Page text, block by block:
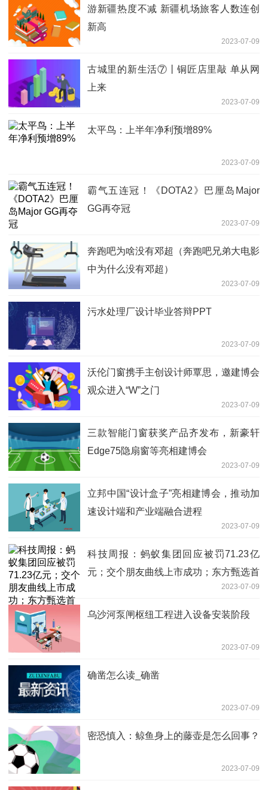
游新疆热度不减 新疆机场旅客人数连创
新高
2023-07-09
古城里的新生活⑦丨铜匠店里敲 单从网
上来
2023-07-09
太平鸟：上半年净利预增89%
2023-07-09
霸气五连冠！《DOTA2》巴厘岛Major
GG再夺冠
2023-07-09
奔跑吧为啥没有邓超（奔跑吧兄弟大电影
中为什么没有邓超）
2023-07-09
污水处理厂设计毕业答辩PPT
2023-07-09
沃伦门窗携手主创设计师覃思，邀建博会
观众进入“W”之门
2023-07-09
三款智能门窗获奖产品齐发布，新豪轩
Edge75隐扇窗等亮相建博会
2023-07-09
立邦中国“设计盒子”亮相建博会，推动加
速设计端和产业端融合进程
2023-07-09
科技周报：蚂蚁集团回应被罚71.23亿
元；交个朋友曲线上市成功；东方甄选首
2023-07-09
乌沙河泵闸枢纽工程进入设备安装阶段
2023-07-09
确凿怎么读_确凿
2023-07-09
密恐慎入：鲸鱼身上的藤壶是怎么回事？
2023-07-09